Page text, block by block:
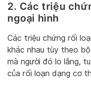
2. Các triệu
ngoại hình
Các triệu chứng rối
khác nhau tùy theo
mà người đó lo lắng,
của rối loạn dạng cơ